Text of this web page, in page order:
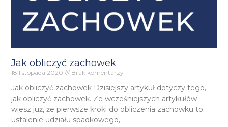
Jak obliczyć zachowek
18 listopada 2020 Brak komentarzy
Jak obliczyć zachowek Dzisiejszy artykuł dotyczy tego,
jak obliczyć zachowek. Ze wcześniejszych artykułów
wiesz już, że pierwsze kroki do obliczenia zachowku to:
ustalenie udziału spadkowego,